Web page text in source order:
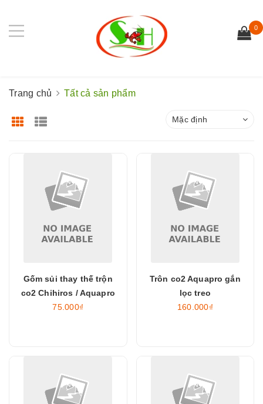
0
Trang chủ Tất cả sản phẩm
Mặc định
Gốm sủi thay thế trộn
co2 Chihiros / Aquapro
75.000₫
Trôn co2 Aquapro gắn
lọc treo
160.000₫